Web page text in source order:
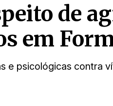
de
em
e psicológicas contra